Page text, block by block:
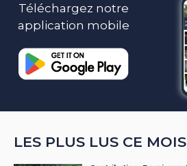
Téléchargez notre
application mobile
LES PLUS LUS CE MOIS